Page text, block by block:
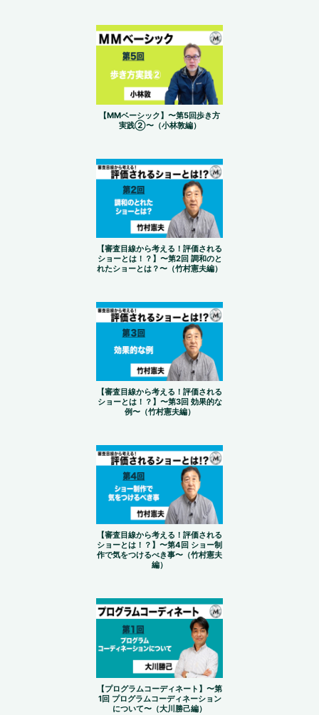
【MMベーシック】〜第5回歩き方
実践②〜（小林敦編）
【審査目線から考える！評価される
ショーとは！？】〜第2回 調和のと
れたショーとは？〜（竹村憲夫編）
【審査目線から考える！評価される
ショーとは！？】〜第3回 効果的な
例〜（竹村憲夫編）
【審査目線から考える！評価される
ショーとは！？】〜第4回 ショー制
作で気をつけるべき事〜（竹村憲夫
編）
【プログラムコーディネート】〜第
1回 プログラムコーディネーション
について〜（大川勝己編）